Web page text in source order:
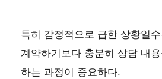
특히 감정적으로 급한 상황일
계약하기보다 충분히 상담 내
하는 과정이 중요하다.